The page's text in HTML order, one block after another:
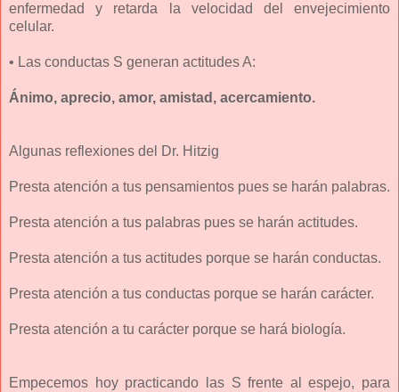
enfermedad y retarda la velocidad del envejecimiento
celular.
• Las conductas S generan actitudes A:
Ánimo, aprecio, amor, amistad, acercamiento.
Algunas reflexiones del Dr. Hitzig
Presta atención a tus pensamientos pues se harán palabras.
Presta atención a tus palabras pues se harán actitudes.
Presta atención a tus actitudes porque se harán conductas.
Presta atención a tus conductas porque se harán carácter.
Presta atención a tu carácter porque se hará biología.
Empecemos hoy practicando las S frente al espejo, para